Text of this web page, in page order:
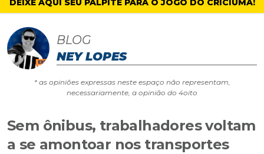
DEIXE AQUI SEU PALPITE PARA O JOGO DO CRICIÚMA!
BLOG
NEY LOPES
* as opiniões expressas neste espaço não representam,
necessariamente, a opinião do 4oito
Sem ônibus, trabalhadores voltam
a se amontoar nos transportes